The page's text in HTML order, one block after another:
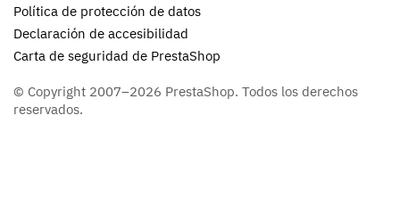
Política de protección de datos
Declaración de accesibilidad
Carta de seguridad de PrestaShop
© Copyright 2007–2026 PrestaShop. Todos los derechos
reservados.